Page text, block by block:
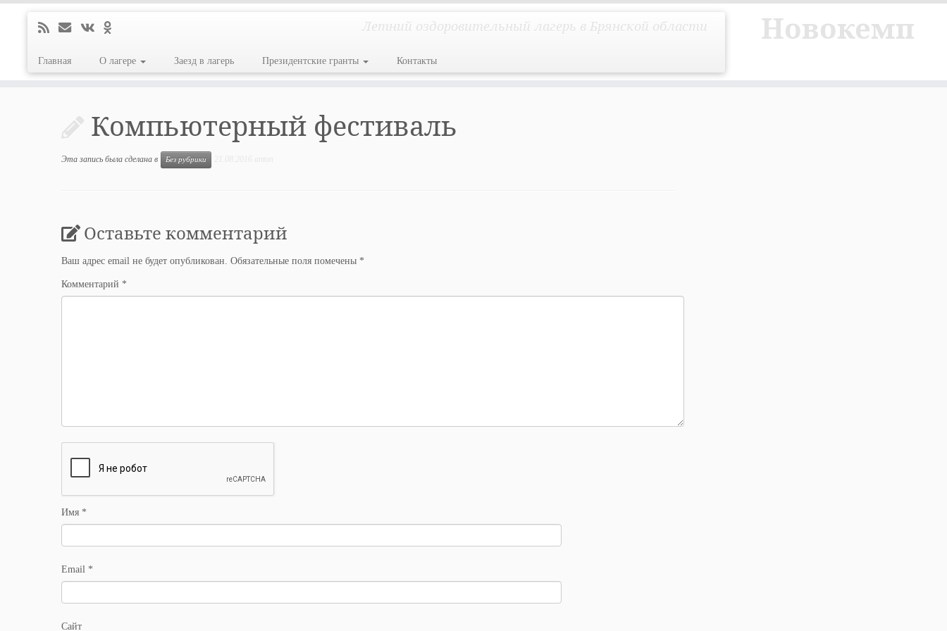
Новокемп
Летний оздоровительный лагерь в Брянской области
Главная О лагере Заезд в лагерь Президентские гранты Контакты
Компьютерный фестиваль
Эта запись была сделана в Без рубрики
Оставьте комментарий
Ваш адрес email не будет опубликован. Обязательные поля помечены *
Комментарий *
Имя *
Email *
Сайт